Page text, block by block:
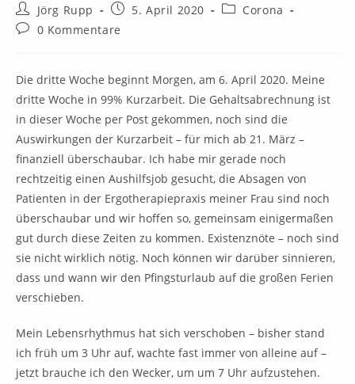
Beitrags-
Autor:
Jörg Rupp
Beitrag5. April 2020
Beitrags-
Corona
Beitrags-
0 Kommentare
Die dritte Woche beginnt Morgen, am 6. April 2020. Meine
dritte Woche in 99% Kurzarbeit. Die Gehaltsabrechnung ist
in dieser Woche per Post gekommen, noch sind die
Auswirkungen der Kurzarbeit – für mich ab 21. März –
finanziell überschaubar. Ich habe mir gerade noch
rechtzeitig einen Aushilfsjob gesucht, die Absagen von
Patienten in der Ergotherapiepraxis meiner Frau sind noch
überschaubar und wir hoffen so, gemeinsam einigermaßen
gut durch diese Zeiten zu kommen. Existenznöte – noch sind
sie nicht wirklich nötig. Noch können wir darüber sinnieren,
dass und wann wir den Pfingsturlaub auf die großen Ferien
verschieben.
Mein Lebensrhythmus hat sich verschoben – bisher stand
ich früh um 3 Uhr auf, wachte fast immer von alleine auf –
jetzt brauche ich den Wecker, um um 7 Uhr aufzustehen.